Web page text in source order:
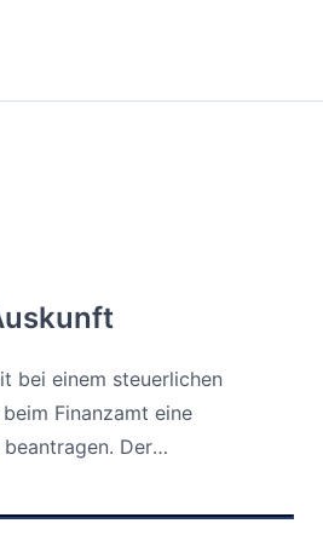
bei einem steuerlichen
Finanzamt eine
Der